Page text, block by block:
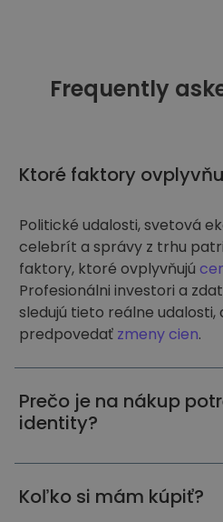
Frequently
Ktoré faktory
Politické udalosti, svetová
celebrít a správy z trhu
faktory, ktoré ovplyvňujú
Profesionálni investori a
sledujú tieto reálne udalosti,
predpovedať zmeny cien.
Prečo je na nákup
identity?
Koľko si mám kúpiť?